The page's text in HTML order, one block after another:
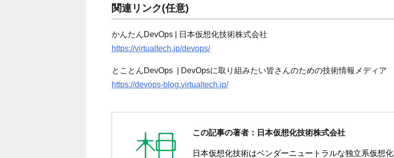
関連リンク(任意)
かんたんDevOps | 日本仮想化技術株式会社
https://virtualtech.jp/devops/
とことんDevOps | DevOpsに取り組みたい皆さんのための技術情報メディア
https://devops-blog.virtualtech.jp/
この記事の著者：日本仮想化技術株式会社
日本仮想化技術はベンダーニュートラルな独立系仮想化